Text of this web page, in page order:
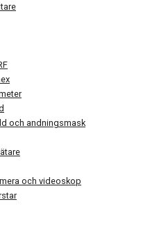
och andningsmask
och videoskop